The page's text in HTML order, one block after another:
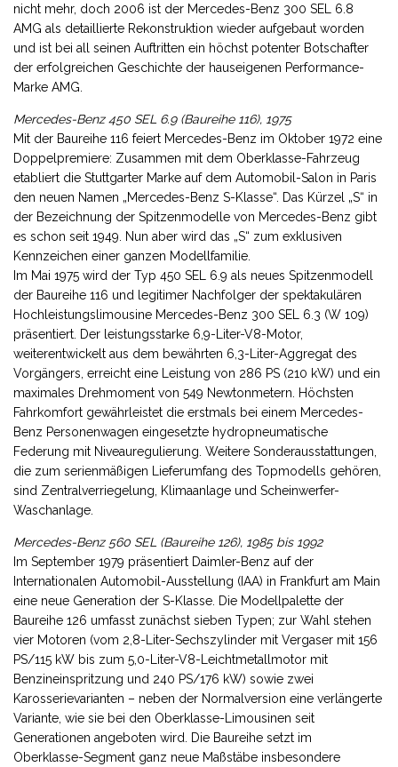
nicht mehr, doch 2006 ist der Mercedes-Benz 300 SEL 6.8
AMG als detaillierte Rekonstruktion wieder aufgebaut worden
und ist bei all seinen Auftritten ein höchst potenter Botschafter
der erfolgreichen Geschichte der hauseigenen Performance-
Marke AMG.
Mercedes-Benz 450 SEL 6.9 (Baureihe 116), 1975
Mit der Baureihe 116 feiert Mercedes-Benz im Oktober 1972 eine
Doppelpremiere: Zusammen mit dem Oberklasse-Fahrzeug
etabliert die Stuttgarter Marke auf dem Automobil-Salon in Paris
den neuen Namen „Mercedes-Benz S-Klasse“. Das Kürzel „S“ in
der Bezeichnung der Spitzenmodelle von Mercedes-Benz gibt
es schon seit 1949. Nun aber wird das „S“ zum exklusiven
Kennzeichen einer ganzen Modellfamilie.
Im Mai 1975 wird der Typ 450 SEL 6.9 als neues Spitzenmodell
der Baureihe 116 und legitimer Nachfolger der spektakulären
Hochleistungslimousine Mercedes-Benz 300 SEL 6.3 (W 109)
präsentiert. Der leistungsstarke 6,9-Liter-V8-Motor,
weiterentwickelt aus dem bewährten 6,3-Liter-Aggregat des
Vorgängers, erreicht eine Leistung von 286 PS (210 kW) und ein
maximales Drehmoment von 549 Newtonmetern. Höchsten
Fahrkomfort gewährleistet die erstmals bei einem Mercedes-
Benz Personenwagen eingesetzte hydropneumatische
Federung mit Niveauregulierung. Weitere Sonderausstattungen,
die zum serienmäßigen Lieferumfang des Topmodells gehören,
sind Zentralverriegelung, Klimaanlage und Scheinwerfer-
Waschanlage.
Mercedes-Benz 560 SEL (Baureihe 126), 1985 bis 1992
Im September 1979 präsentiert Daimler-Benz auf der
Internationalen Automobil-Ausstellung (IAA) in Frankfurt am Main
eine neue Generation der S-Klasse. Die Modellpalette der
Baureihe 126 umfasst zunächst sieben Typen; zur Wahl stehen
vier Motoren (vom 2,8-Liter-Sechszylinder mit Vergaser mit 156
PS/115 kW bis zum 5,0-Liter-V8-Leichtmetallmotor mit
Benzineinspritzung und 240 PS/176 kW) sowie zwei
Karosserievarianten – neben der Normalversion eine verlängerte
Variante, wie sie bei den Oberklasse-Limousinen seit
Generationen angeboten wird. Die Baureihe setzt im
Oberklasse-Segment ganz neue Maßstäbe insbesondere